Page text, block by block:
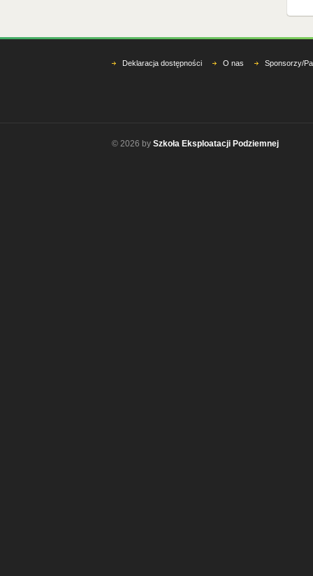
Deklaracja dostępności O nas Sponsorzy/
© 2026 by Szkoła Eksploatacji Podziemnej